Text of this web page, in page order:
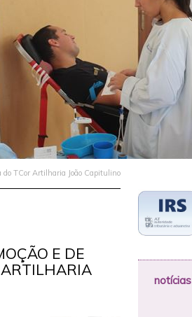
do TCor Artilharia João Capitulino
E DE
notícias